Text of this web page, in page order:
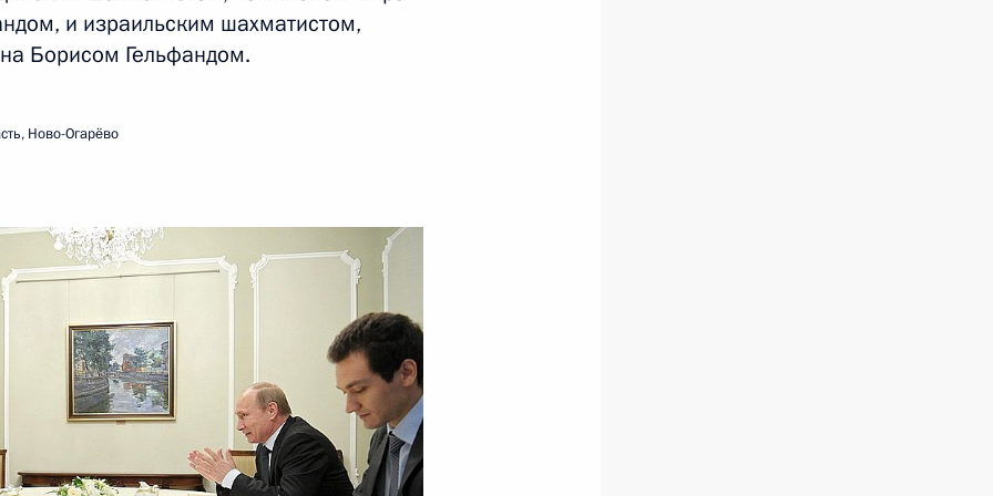
сотрудников
II с национальным
46
и израильским шахматистом,
Борисом Гельфандом.
Ново-Огарёво